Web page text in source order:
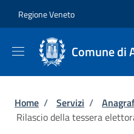
Regione Veneto
Comune di
Briciole di
Home / Servizi /
Rilascio della tessera